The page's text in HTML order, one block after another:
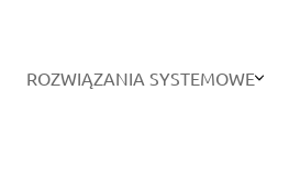
ROZWIĄZANIA SYSTEMOWE